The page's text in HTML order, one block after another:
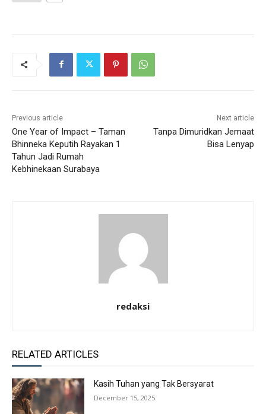
Previous article
One Year of Impact – Taman
Bhinneka Keputih Rayakan 1
Tahun Jadi Rumah
Kebhinekaan Surabaya
Next article
Tanpa Dimuridkan Jemaat
Bisa Lenyap
redaksi
RELATED ARTICLES
Kasih Tuhan yang Tak Bersyarat
December 15, 2025